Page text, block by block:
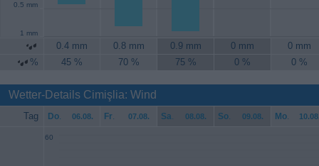
0.5 mm
1 mm
0.4 mm 0.8 mm 0.9 mm 0 mm
0 mm
%
45 % 70 % 75 % 0 % 0 %
Wetter-Details Cimişlia: Wind
Tag Do. 06.08. Fr. 07.08. Sa. 08.08. So. 09.08. Mo.
60